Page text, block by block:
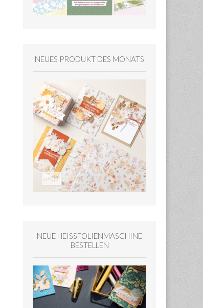
NEUES PRODUKT DES MONATS
NEUE HEISSFOLIENMASCHINE
BESTELLEN